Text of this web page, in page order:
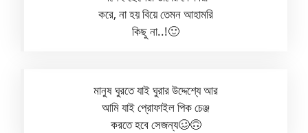
করে, না হয় বিয়ে তেমন আহামরি
কিছু না..!🙂
মানুষ ঘুরতে যাই ঘুরার উদ্দেশ্যে আর
আমি যাই প্রোফাইল পিক চেঞ্জ
করতে হবে সেজন্য🥴🙃